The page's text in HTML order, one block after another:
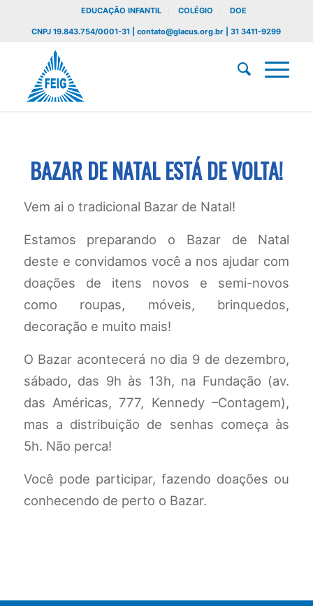
EDUCAÇÃO INFANTIL COLÉGIO DOE
CNPJ 19.843.754/0001-31 | contato@glacus.org.br | 31 3411-9299
BAZAR DE NATAL ESTÁ DE VOLTA!
Vem ai o tradicional Bazar de Natal!
Estamos preparando o Bazar de Natal
deste e convidamos você a nos ajudar com
doações de itens novos e semi-novos
como roupas, móveis, brinquedos,
decoração e muito mais!
O Bazar acontecerá no dia 9 de dezembro,
sábado, das 9h às 13h, na Fundação (av.
das Américas, 777, Kennedy –Contagem),
mas a distribuição de senhas começa às
5h. Não perca!
Você pode participar, fazendo doações ou
conhecendo de perto o Bazar.